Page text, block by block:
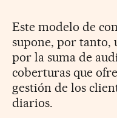
Este modelo de
supone, por tanto,
por la suma de
coberturas que
gestión de los
diarios.